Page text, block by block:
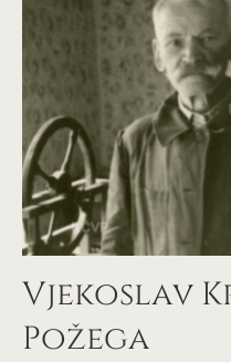
Vjekoslav
Požega